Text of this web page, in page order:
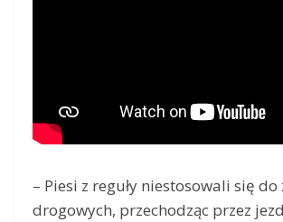
– Piesi z reguły niestosowali się
drogowych, przechodząc przez